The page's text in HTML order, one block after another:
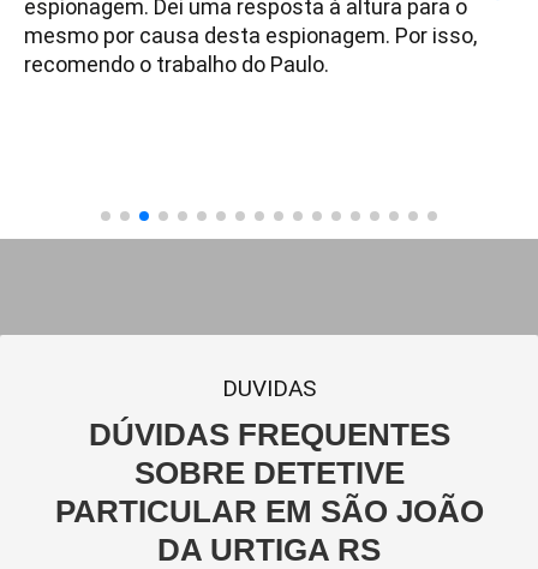
espionagem. Dei uma resposta à altura para o
mesmo por causa desta espionagem. Por isso,
recomendo o trabalho do Paulo.
DUVIDAS
DÚVIDAS FREQUENTES
SOBRE DETETIVE
PARTICULAR EM SÃO JOÃO
DA URTIGA RS